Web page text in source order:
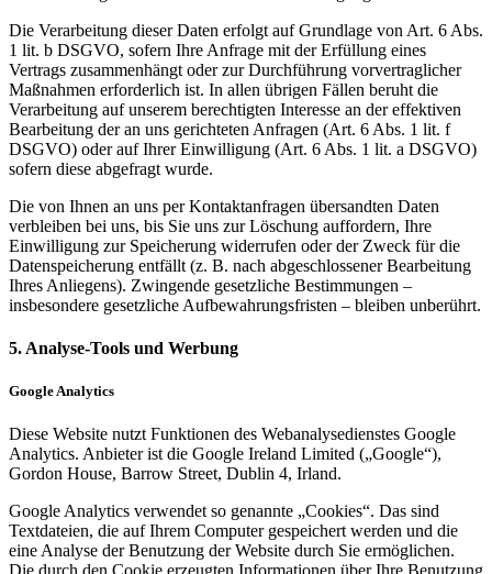
Die Verarbeitung dieser Daten erfolgt auf Grundlage von Art. 6 Abs.
1 lit. b DSGVO, sofern Ihre Anfrage mit der Erfüllung eines
Vertrags zusammenhängt oder zur Durchführung vorvertraglicher
Maßnahmen erforderlich ist. In allen übrigen Fällen beruht die
Verarbeitung auf unserem berechtigten Interesse an der effektiven
Bearbeitung der an uns gerichteten Anfragen (Art. 6 Abs. 1 lit. f
DSGVO) oder auf Ihrer Einwilligung (Art. 6 Abs. 1 lit. a DSGVO)
sofern diese abgefragt wurde.
Die von Ihnen an uns per Kontaktanfragen übersandten Daten
verbleiben bei uns, bis Sie uns zur Löschung auffordern, Ihre
Einwilligung zur Speicherung widerrufen oder der Zweck für die
Datenspeicherung entfällt (z. B. nach abgeschlossener Bearbeitung
Ihres Anliegens). Zwingende gesetzliche Bestimmungen –
insbesondere gesetzliche Aufbewahrungsfristen – bleiben unberührt.
5. Analyse-Tools und Werbung
Google Analytics
Diese Website nutzt Funktionen des Webanalysedienstes Google
Analytics. Anbieter ist die Google Ireland Limited („Google“),
Gordon House, Barrow Street, Dublin 4, Irland.
Google Analytics verwendet so genannte „Cookies“. Das sind
Textdateien, die auf Ihrem Computer gespeichert werden und die
eine Analyse der Benutzung der Website durch Sie ermöglichen.